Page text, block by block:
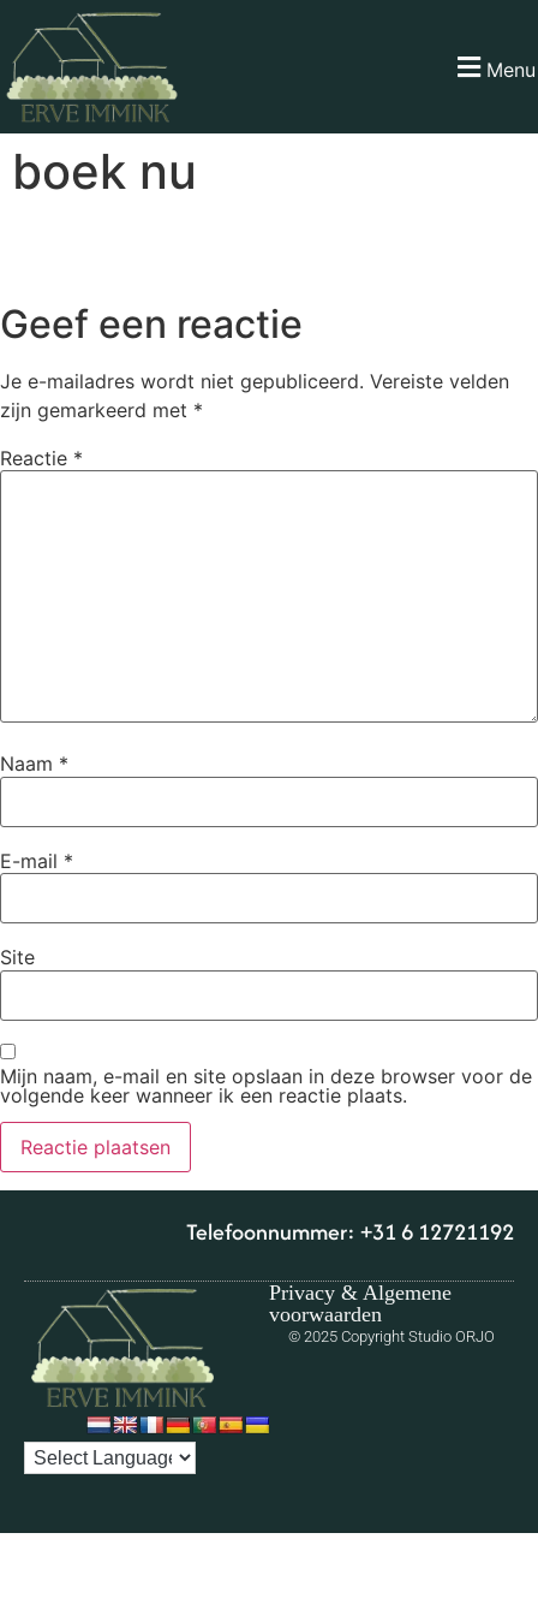
inhoud
Menu
boek nu
Geef een reactie
Je e-mailadres wordt niet gepubliceerd. Vereiste velden
zijn gemarkeerd met *
Reactie *
Naam *
E-mail *
Site
Mijn naam, e-mail en site opslaan in deze browser voor de
volgende keer wanneer ik een reactie plaats.
Telefoonnummer: ‪+31 6 12721192‬
Privacy & Algemene
voorwaarden
© 2025 Copyright Studio ORJO